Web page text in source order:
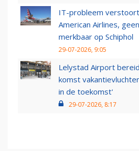
IT-probleem
American Airlines,
merkbaar op Schiphol
29-07-2026, 9:05
Lelystad Airport
komst
in de toekomst'
29-07-2026, 8:17